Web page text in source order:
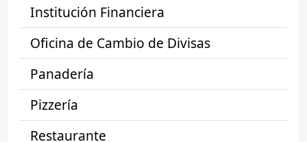
Institución Financiera
Oficina de Cambio de Divisas
Panadería
Pizzería
Restaurante